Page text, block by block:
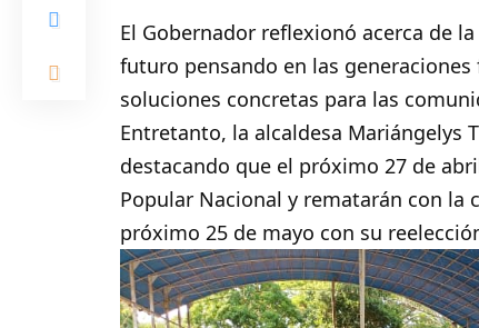
El Gobernador reflexionó acerca de
futuro pensando en las
soluciones concretas para las
Entretanto, la alcaldesa Mariángelys
destacando que el próximo 27 de
Popular Nacional y rematarán con la
próximo 25 de mayo con su